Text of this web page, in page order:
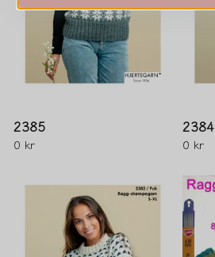
2385
0 kr
2384
0 kr